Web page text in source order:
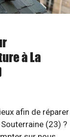
à La
afin de réparer
(23) ?